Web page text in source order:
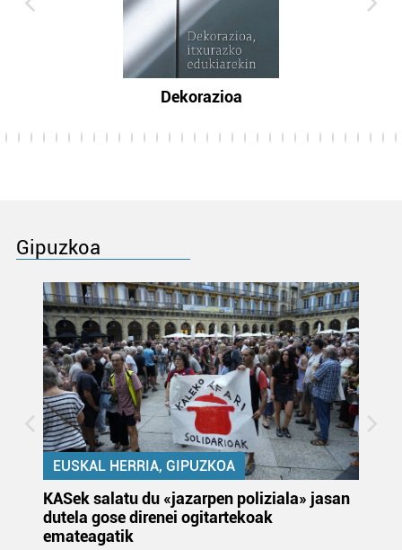
Dekorazioa
Gipuzkoa
EUSKAL HERRIA, GIPUZKOA
KASek salatu du «jazarpen poliziala» jasan
dutela gose direnei ogitartekoak
emateagatik